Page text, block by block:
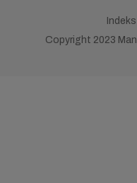
Indeks
Copyright 2023